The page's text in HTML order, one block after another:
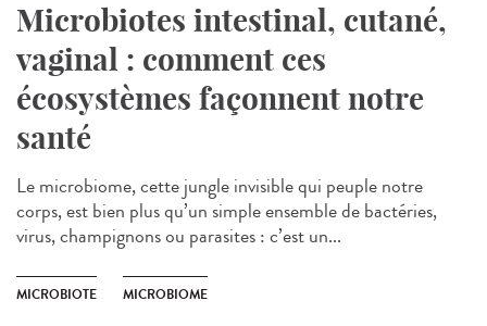
Microbiotes intestinal, cutané,
vaginal : comment ces
écosystèmes façonnent notre
santé
Le microbiome, cette jungle invisible qui peuple notre
corps, est bien plus qu’un simple ensemble de bactéries,
virus, champignons ou parasites : c’est un...
MICROBIOTE MICROBIOME